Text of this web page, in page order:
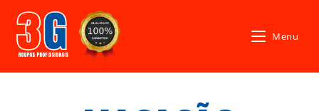
Menu